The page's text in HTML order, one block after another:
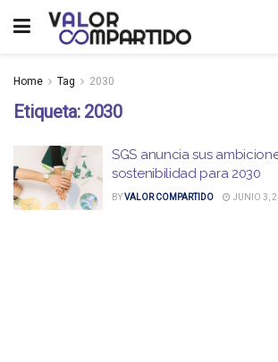
Home Tag 2030
Etiqueta: 2030
SGS anuncia sus
sostenibilidad para 2030
BYVALOR COMPARTIDO JUNIO 3,